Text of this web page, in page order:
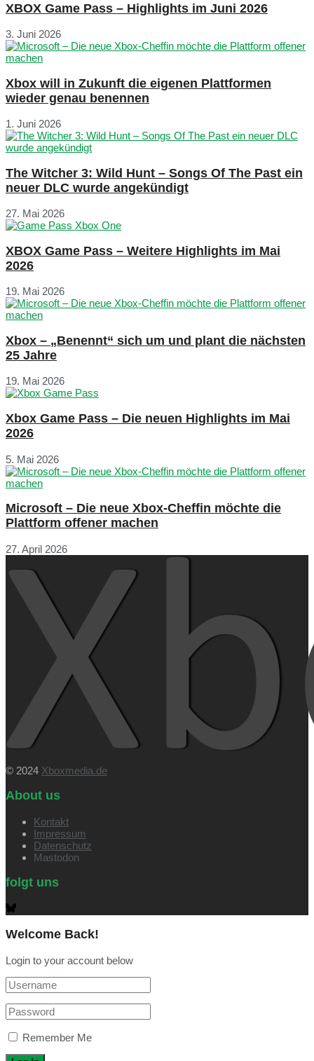
XBOX Game Pass – Highlights im Juni 2026
3. Juni 2026
Xbox will in Zukunft die eigenen Plattformen
wieder genau benennen
1. Juni 2026
The Witcher 3: Wild Hunt – Songs Of The Past ein
neuer DLC wurde angekündigt
27. Mai 2026
XBOX Game Pass – Weitere Highlights im Mai
2026
19. Mai 2026
Xbox – „Benennt“ sich um und plant die nächsten
25 Jahre
19. Mai 2026
Xbox Game Pass – Die neuen Highlights im Mai
2026
5. Mai 2026
Microsoft – Die neue Xbox-Cheffin möchte die
Plattform offener machen
27. April 2026
© 2024 Xboxmedia.de
About us
Kontakt
Impressum
Datenschutz
Mastodon
folgt uns
Welcome Back!
Login to your account below
Remember Me